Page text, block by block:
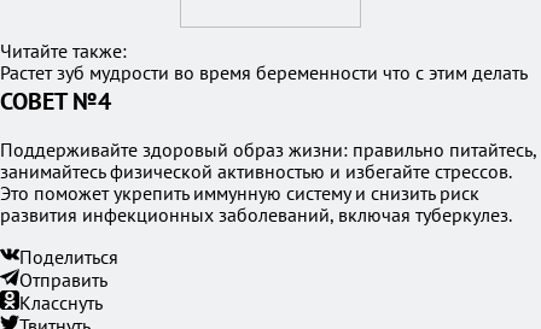
Читайте также:
Растет зуб мудрости во время беременности что с этим делать
СОВЕТ №4
Поддерживайте здоровый образ жизни: правильно питайтесь,
занимайтесь физической активностью и избегайте стрессов.
Это поможет укрепить иммунную систему и снизить риск
развития инфекционных заболеваний, включая туберкулез.
Поделиться
Отправить
Класснуть